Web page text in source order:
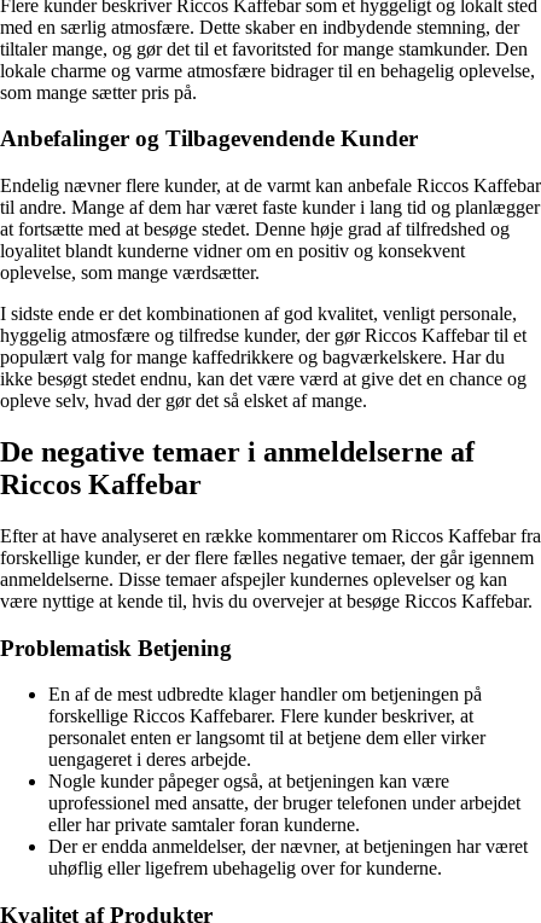
Flere kunder beskriver Riccos Kaffebar som et hyggeligt og lokalt sted
med en særlig atmosfære. Dette skaber en indbydende stemning, der
tiltaler mange, og gør det til et favoritsted for mange stamkunder. Den
lokale charme og varme atmosfære bidrager til en behagelig oplevelse,
som mange sætter pris på.
Anbefalinger og Tilbagevendende Kunder
Endelig nævner flere kunder, at de varmt kan anbefale Riccos Kaffebar
til andre. Mange af dem har været faste kunder i lang tid og planlægger
at fortsætte med at besøge stedet. Denne høje grad af tilfredshed og
loyalitet blandt kunderne vidner om en positiv og konsekvent
oplevelse, som mange værdsætter.
I sidste ende er det kombinationen af god kvalitet, venligt personale,
hyggelig atmosfære og tilfredse kunder, der gør Riccos Kaffebar til et
populært valg for mange kaffedrikkere og bagværkelskere. Har du
ikke besøgt stedet endnu, kan det være værd at give det en chance og
opleve selv, hvad der gør det så elsket af mange.
De negative temaer i anmeldelserne af
Riccos Kaffebar
Efter at have analyseret en række kommentarer om Riccos Kaffebar fra
forskellige kunder, er der flere fælles negative temaer, der går igennem
anmeldelserne. Disse temaer afspejler kundernes oplevelser og kan
være nyttige at kende til, hvis du overvejer at besøge Riccos Kaffebar.
Problematisk Betjening
En af de mest udbredte klager handler om betjeningen på
forskellige Riccos Kaffebarer. Flere kunder beskriver, at
personalet enten er langsomt til at betjene dem eller virker
uengageret i deres arbejde.
Nogle kunder påpeger også, at betjeningen kan være
uprofessionel med ansatte, der bruger telefonen under arbejdet
eller har private samtaler foran kunderne.
Der er endda anmeldelser, der nævner, at betjeningen har været
uhøflig eller ligefrem ubehagelig over for kunderne.
Kvalitet af Produkter